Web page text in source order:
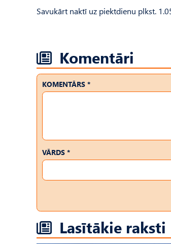
Savukārt naktī uz piektdienu plkst.
Komentāri
KOMENTĀRS *
VĀRDS *
Lasītākie raksti